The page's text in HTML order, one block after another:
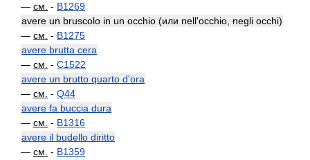
— см. - B1269
avere un bruscolo in un occhio (или nell'occhio, negli occhi)
— см. - B1275
avere brutta cera
— см. - C1522
avere un brutto quarto d'ora
— см. - Q44
avere fa buccia dura
— см. - B1316
avere il budello diritto
— см. - B1359